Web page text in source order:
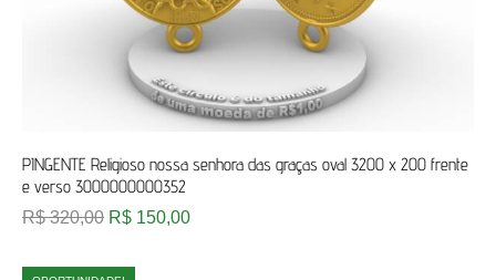
PINGENTE Religioso nossa senhora das graças oval 3200 x 200 frente
e verso 3000000000352
R$320,00 R$ 150,00